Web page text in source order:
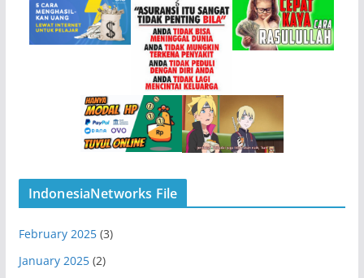
IndonesiaNetworks File
February 2025(3)
January 2025(2)